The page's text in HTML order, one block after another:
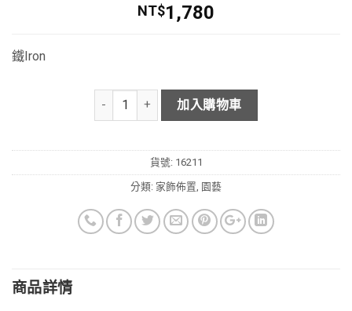
NT$1,780
鐵Iron
加入購物車
貨號: 16211
分類: 家飾佈置 園藝
商品詳情